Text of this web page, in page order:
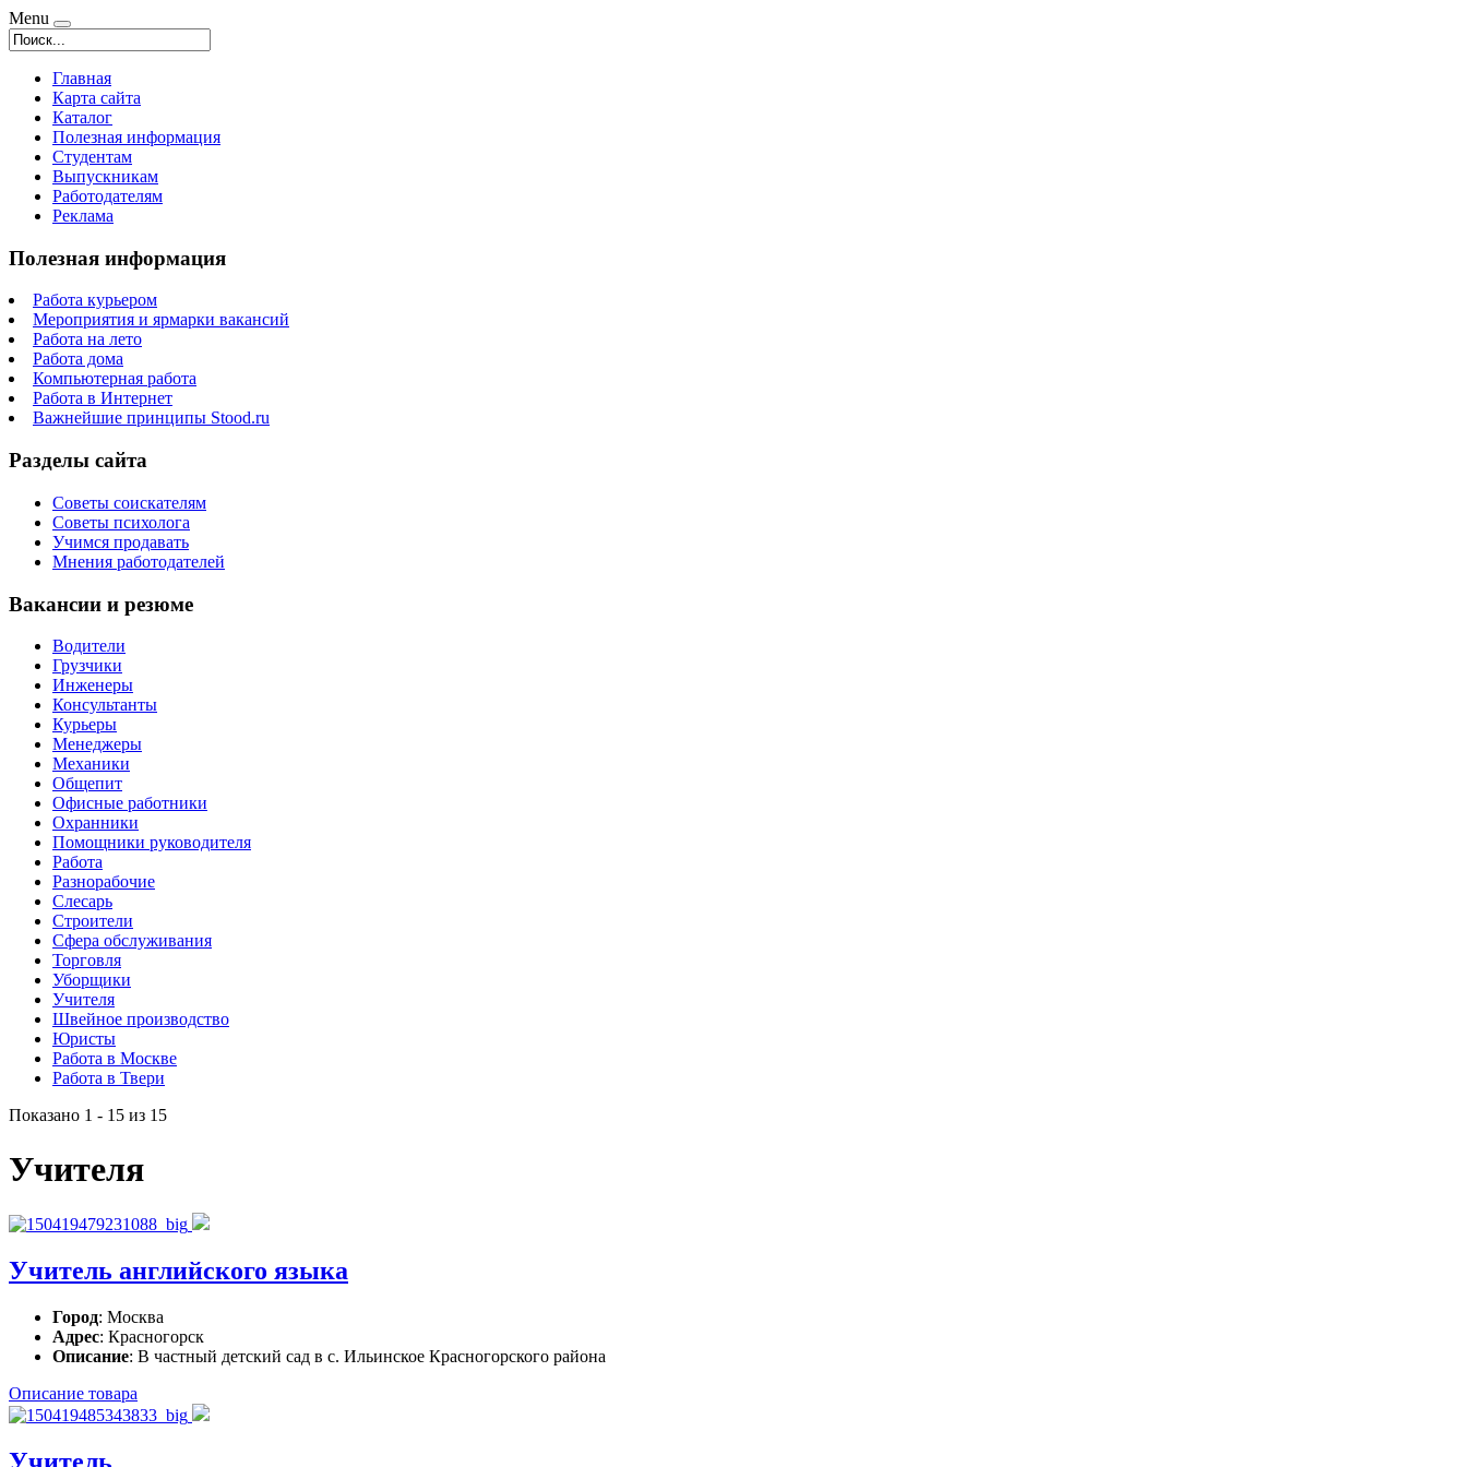
Menu
Главная
Карта сайта
Каталог
Полезная информация
Студентам
Выпускникам
Работодателям
Реклама
Полезная информация
Работа курьером
Мероприятия и ярмарки вакансий
Работа на лето
Работа дома
Компьютерная работа
Работа в Интернет
Важнейшие принципы Stood.ru
Разделы сайта
Советы соискателям
Советы психолога
Учимся продавать
Мнения работодателей
Вакансии и резюме
Водители
Грузчики
Инженеры
Консультанты
Курьеры
Менеджеры
Механики
Общепит
Офисные работники
Охранники
Помощники руководителя
Работа
Разнорабочие
Слесарь
Строители
Сфера обслуживания
Торговля
Уборщики
Учителя
Швейное производство
Юристы
Работа в Москве
Работа в Твери
Показано 1 - 15 из 15
Учителя
Учитель английского языка
Город: Москва
Адрес: Красногорск
Описание: В частный детский сад в с. Ильинское Красногорского района
Описание товара